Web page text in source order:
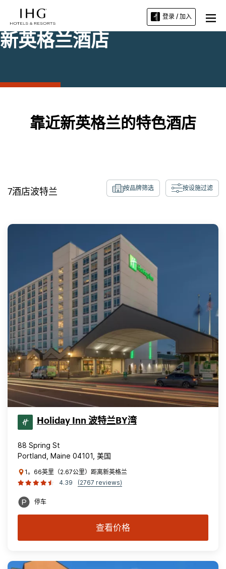
登录 / 加入
新英格兰酒店
靠近新英格兰的特色酒店
7酒店波特兰 按品牌筛选 按设施过滤
Holiday Inn 波特兰BY湾
88 Spring St
Portland, Maine 04101, 美国
1。66英里（2.67公里）距离新英格兰
4.39
(2767 reviews)
停车
查看价格